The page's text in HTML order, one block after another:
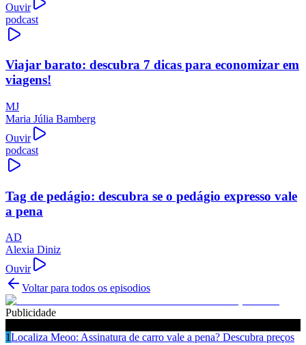
Ouvir
podcast
Viajar barato: descubra 7 dicas para economizar em
viagens!
MJ
Maria Júlia Bamberg
Ouvir
podcast
Tag de pedágio: descubra se o pedágio expresso vale
a pena
AD
Alexia Diniz
Ouvir
Voltar para todos os episodios
Publicidade
1Localiza Meoo: Assinatura de carro vale a pena? Descubra preços